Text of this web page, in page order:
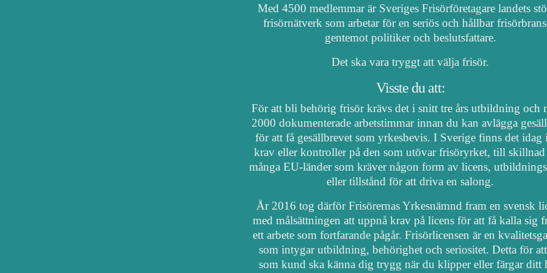
Med 4500 medlemmar är Sveriges Frisörföretagare landets
frisörnätverk som arbetar för en seriös och hållbar
gentemot politiker och beslutsfattare.
Det ska vara tryggt att välja frisör.
Visste du att:
För att bli behörig frisör krävs det i snitt tre års utbildning och
2000 dokumenterade arbetstimmar innan du kan avlägga
för att få gesällbrevet som yrkesbevis. I Sverige finns det idag
krav eller kontroller på den som utövar frisöryrket, till
många EU-länder som kräver någon form av licens,
eller tillstånd för att driva en salong.
År 2016 tog därför Frisörernas Yrkesnämnd fram en svensk
med målsättningen att uppnå krav på licens för att få kalla sig
ett arbete som fortfarande pågår. Frisörlicensen är en
som intygar utbildning, behörighet och seriositet. Detta för
som kund ska känna dig trygg när du klipper eller färgar ditt